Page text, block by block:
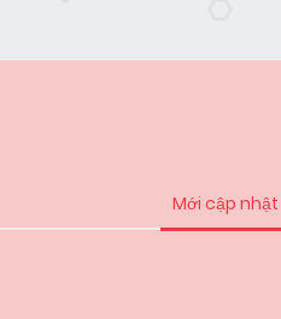
Mới cập nhật